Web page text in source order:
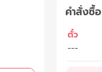
คำสั่งซื้อ
ตั๋ว
---